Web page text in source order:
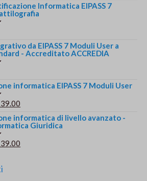
Informatica EIPASS 7
da EIPASS 7 Moduli User a
- Accreditato ACCREDIA
informatica EIPASS 7 Moduli User
prezzo
attuale
informatica di livello avanzato -
Giuridica